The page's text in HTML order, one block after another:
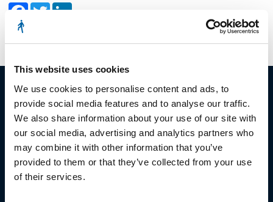
This website uses cookies
We use cookies to personalise content and ads, to
provide social media features and to analyse our traffic.
We also share information about your use of our site with
our social media, advertising and analytics partners who
may combine it with other information that you’ve
provided to them or that they’ve collected from your use
of their services.
Facebook
Twitter
© Copyright 2023
Stëmm vun der Strooss